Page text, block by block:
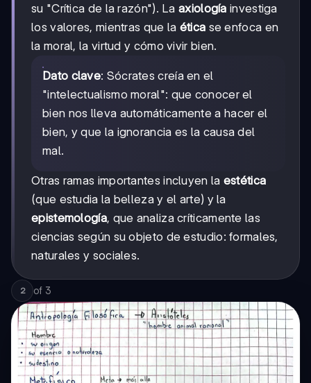
su "Crítica de la razón"). Laaxiología investiga
los valores, mientras que la ética se enfoca en
la moral, la virtud y cómo vivir bien.
Dato clave: Sócrates creía en el
"intelectualismo moral": que conocer el
bien nos lleva automáticamente a hacer el
bien, y que la ignorancia es la causa del
mal.
Otras ramas importantes incluyen la estética
(que estudia la belleza y el arte) y la
epistemología, que analiza críticamente las
ciencias según su objeto de estudio: formales,
naturales y sociales.
2 of 3